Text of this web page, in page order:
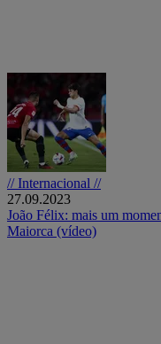
// Internacional //
27.09.2023
João Félix: mais um
Maiorca (vídeo)